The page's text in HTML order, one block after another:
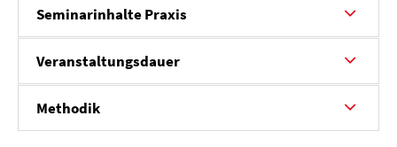
Seminarinhalte Praxis
Veranstaltungsdauer
Methodik